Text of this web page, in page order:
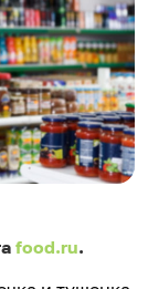
food.ru.